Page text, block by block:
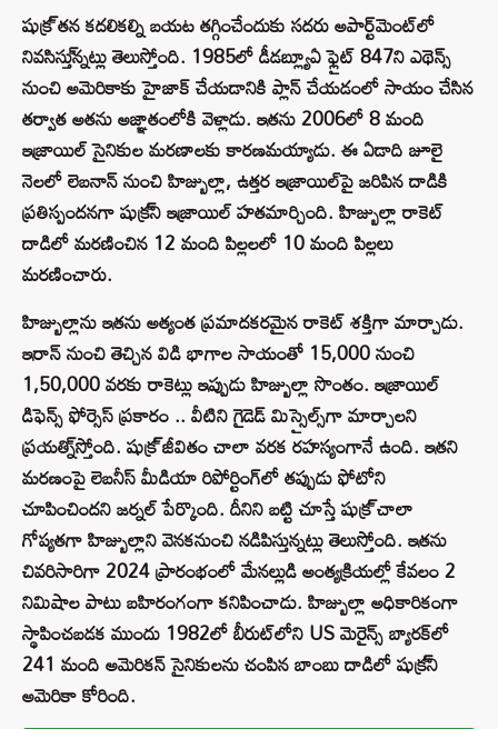
షుక్ర్ తన కదలికల్ని బయట తగ్గించేందుకు సదరు అపార్ట్‌మెంట్‌లో
నివసిస్తు్న్నట్లు తెలుస్తోంది. 1985లో డీడబ్ల్యూఏ ఫ్లైట్ 847ని ఎథెన్స్
నుంచి అమెరికాకు హైజాక్ చేయడానికి ప్లాన్ చేయడంలో సాయం చేసిన
తర్వాత అతను అజ్ఞాతంలోకి వెళ్లాడు. ఇతను 2006లో 8 మంది
ఇజ్రాయిల్ సైనికుల మరణాలకు కారణమయ్యాడు. ఈ ఏడాది జూలై
నెలలో లెబనాన్ నుంచి హిజ్బుల్లా, ఉత్తర ఇజ్రాయిల్‌పై జరిపిన దాడికి
ప్రతిస్పందనగా షుక్ర్‌ని ఇజ్రాయిల్ హతమార్చింది. హిజ్బుల్లా రాకెట్
దాడిలో మరణించిన 12 మంది పిల్లలలో 10 మంది పిల్లలు
మరణించారు.
హిజ్బుల్లాను ఇతను అత్యంత ప్రమాదకరమైన రాకెట్ శక్తిగా మార్చాడు.
ఇరాన్ నుంచి తెచ్చిన విడి భాగాల సాయంతో 15,000 నుంచి
1,50,000 వరకు రాకెట్లు ఇప్పుడు హిజ్బుల్లా సొంతం. ఇజ్రాయిల్
డిఫెన్స్ ఫోర్సెస్ ప్రకారం .. వీటిని గైడెడ్ మిస్సైల్స్‌గా మార్చాలని
ప్రయత్ని్స్తోంది. షుక్ర్ జీవితం చాలా వరక రహస్యంగానే ఉంది. ఇతని
మరణంపై లెబనీస్ మీడియా రిపోర్టింగ్‌లో తప్పుడు ఫోటోని
చూపించిందని జర్నల్ పేర్కొంది. దీనిని బట్టి చూస్తే షుక్ర్ చాలా
గోప్యతగా హిజ్బుల్లాని వెనకనుంచి నడిపిస్తున్నట్లు తెలుస్తోంది. ఇతను
చివరిసారిగా 2024 ప్రారంభంలో మేనల్లుడి అంత్యక్రియల్లో కేవలం 2
నిమిషాల పాటు బహిరంగంగా కనిపించాడు. హిజ్బుల్లా అధికారికంగా
స్థాపించబడక ముందు 1982లో బీరుట్‌లోని US మెరైన్స్ బ్యారక్‌లో
241 మంది అమెరికన్ సైనికులను చంపిన బాంబు దాడిలో షుక్ర్‌ని
అమెరికా కోరింది.